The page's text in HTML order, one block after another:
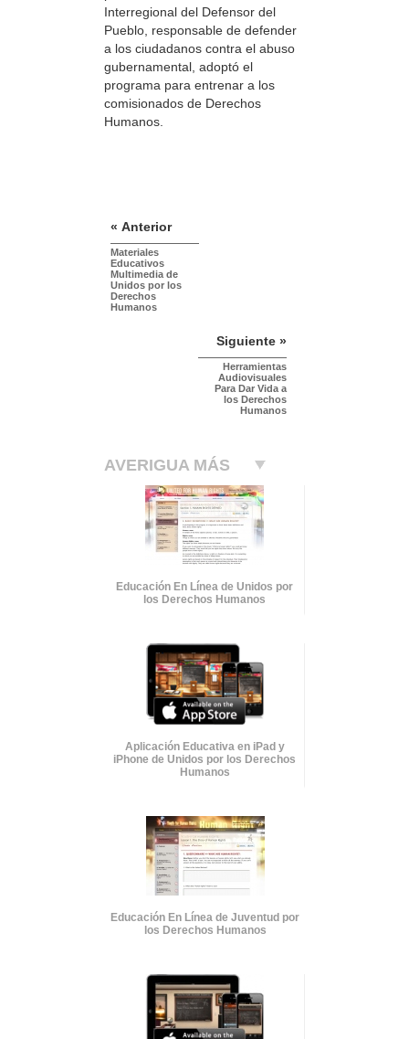
Interregional del Defensor del
Pueblo, responsable de defender
a los ciudadanos contra el abuso
gubernamental, adoptó el
programa para entrenar a los
comisionados de Derechos
Humanos.
« Anterior
Materiales
Educativos
Multimedia de
Unidos por los
Derechos
Humanos
Siguiente »
Herramientas
Audiovisuales
Para Dar Vida a
los Derechos
Humanos
AVERIGUA MÁS
Educación En Línea de Unidos por
los Derechos Humanos
Aplicación Educativa en iPad y
iPhone de Unidos por los Derechos
Humanos
Educación En Línea de Juventud por
los Derechos Humanos